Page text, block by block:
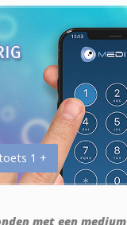
1 +
met een medium